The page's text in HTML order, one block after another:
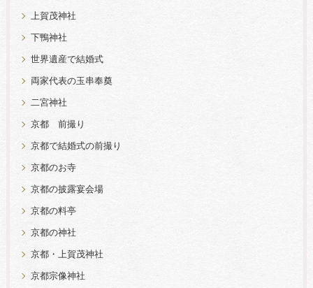
上賀茂神社
下鴨神社
世界遺産で結婚式
両家代表の玉串奉奠
二宮神社
京都 前撮り
京都で結婚式の前撮り
京都のお寺
京都の披露宴会場
京都の料亭
京都の神社
京都・上賀茂神社
京都宗像神社